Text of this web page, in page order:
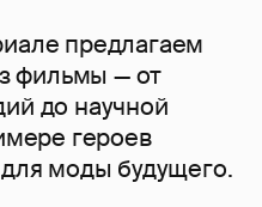
предлагаем
фильмы — от
до научной
героев
моды будущего.